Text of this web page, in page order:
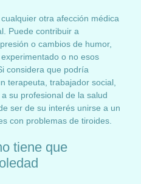
otra afección médica
Puede contribuir a
o cambios de humor,
o no esos
considera que podría
terapeuta, trabajador social,
su profesional de la salud
ser de su interés unirse a un
con problemas de tiroides.
tiene que